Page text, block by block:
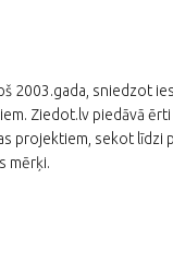
2003.gada, sniedzot
Ziedot.lv piedāvā
projektiem, sekot līdzi
mērķi.